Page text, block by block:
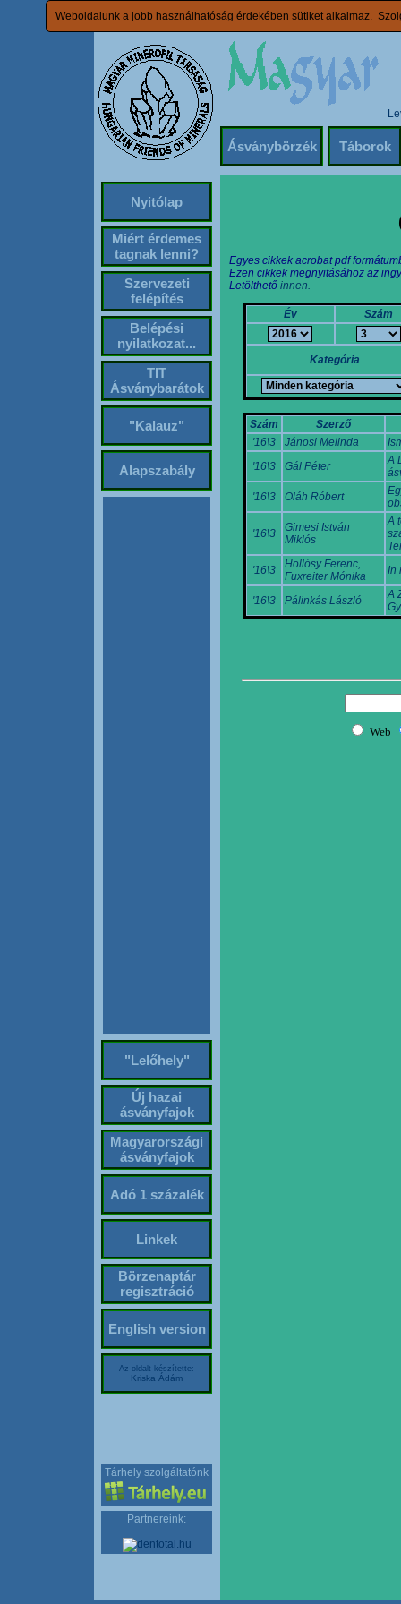
Weboldalunk a jobb használhatóság érdekében sütiket alkalmaz.
Ásványbörzék Táborok
Nyitólap
Miért érdemes
tagnak lenni?
Szervezeti
felépítés
Belépési
nyilatkozat...
TIT
Ásványbarátok
"Kalauz"
Alapszabály
"Lelőhely"
Új hazai
ásványfajok
Magyarországi
ásványfajok
Adó 1 százalék
Linkek
Börzenaptár
regisztráció
English version
Az oldalt készítette:
Kriska Ádám
Tárhely szolgáltatónk
Partnereink:
Egyes cikkek acrobat pdf
Ezen cikkek megnyitásához az
Letölthető innen.
Év Szám
Kategória
Szám
Szerző
'16\3
Jánosi Melinda
'16\3
Gál Péter
A
'16\3
Oláh Róbert
'16\3
Gimesi István
Miklós
A
'16\3
Hollósy Ferenc,
Fuxreiter Mónika
In
'16\3 Pálinkás László
A